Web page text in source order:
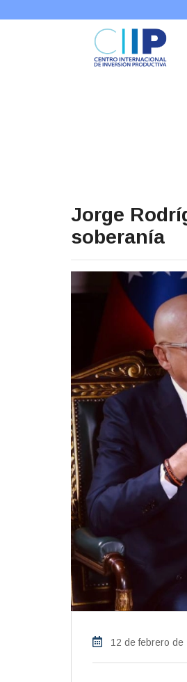
Jorge
soberanía
12 de febrero de